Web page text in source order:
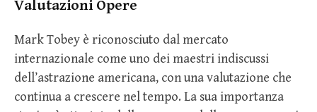
Valutazioni Opere
Mark Tobey è riconosciuto dal mercato
internazionale come uno dei maestri indiscussi
dell’astrazione americana, con una valutazione che
continua a crescere nel tempo. La sua importanza